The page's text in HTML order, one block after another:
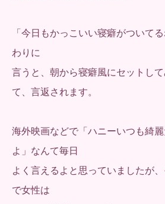
「今日もかっこいい寝癖がついて
わりに
言うと、朝から寝癖風にセットし
て、言返されます。
海外映画などで「ハニーいつも綺
よ」なんて毎日
よく言えるよと思っていましたが
で女性は